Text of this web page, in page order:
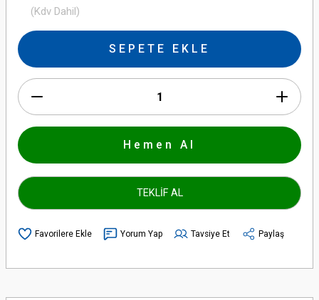
(Kdv Dahil)
SEPETE EKLE
Hemen Al
TEKLİF AL
Yorum Yap Tavsiye Et Paylaş